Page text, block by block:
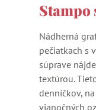
Stampo
Nádherná
pečiatkach s
súprave
textúrou.
denníčkov,
vianočných